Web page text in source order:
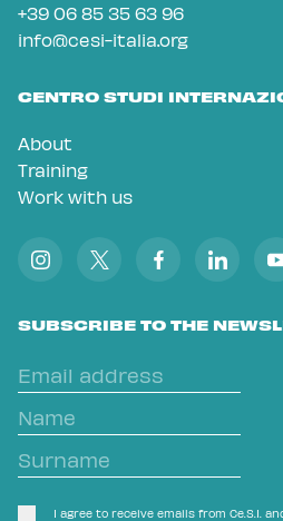
+39 06 85 35 63 96
info@cesi-italia.org
CENTRO STUDI
About
Training
Work with us
SUBSCRIBE TO THE
I agree to receive emails from Ce.S.I.